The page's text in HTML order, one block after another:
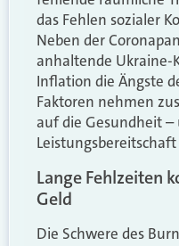
das Fehlen sozialer
Neben der
anhaltende Ukraine-
Inflation die Ängste
Faktoren nehmen
auf die Gesundheit
Lange Fehlzeiten
Geld
Die Schwere des